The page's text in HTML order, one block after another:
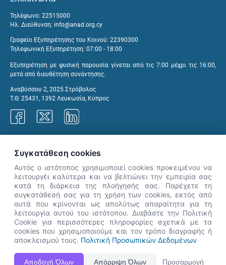
Τηλέφωνο: 22515000
Ηλ. Διεύθυνση: info@anad.org.cy
Γραφείο Εξυπηρέτησης του Κοινού: 22390300
Τηλεφωνική Εξυπηρέτηση: 07:00 - 18:00
Εξυπηρέτηση με φυσική παρουσία γίνεται από τις 7:00 μέχρι τις 16:00,
μετά από διευθέτηση συνάντησης.
Αναβύσσου 2, 2025 Στρόβολος
Τ.Θ. 25431, 1392 Λευκωσία, Κύπρος
Η Ιστοσελίδα ΑνΑΔ είναι πλήρως συμβατή με τις νεότερες εκδόσεις, Google Chrome, Mozilla Firefox,
Apple Safari καθώς και Internet Explorer.
👋 Καλώς ήρθες! Είμαι η Νόησις.
Πες μου πώς μπορώ να σε βοηθήσω
σήμερα.
Συγκατάθεση cookies
Αυτός ο ιστότοπος χρησιμοποιεί cookies προκειμένου να
λειτουργέι καλύτερα και να βελτιώνει την εμπειρία σας
κατά τη διάρκεια της πλοήγησής σας. Παρέχετε τη
συγκατάθεσή σας για τη χρήση των cookies, εκτός από
αυτά που κρίνονται ως απολύτως απαραίτητα για τη
λειτουργία αυτού του ιστότοπου. Διαβάστε την Πολιτική
Cookie για περισσότερες πληροφορίες σχετικά με τα
cookies που χρησιμοποιούμε και τον τρόπο διαγραφής ή
αποκλεισμού τους. Πολιτική Προσωπικών Δεδομένων
Αποδοχή Όλων Απόρριψη Όλων Προσαρμογή